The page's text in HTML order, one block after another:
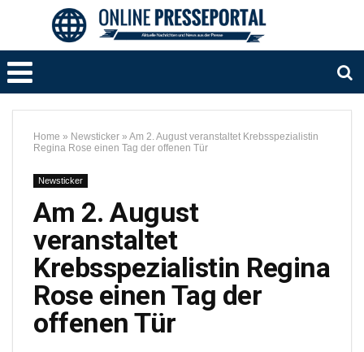
Home » Newsticker » Am 2. August veranstaltet Krebsspezialistin
Regina Rose einen Tag der offenen Tür
Newsticker
Am 2. August
veranstaltet
Krebsspezialistin Regina
Rose einen Tag der
offenen Tür